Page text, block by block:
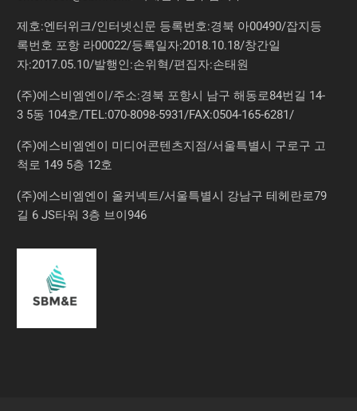
제호:엔터위크/인터넷신문 등록번호:경북 아00490/잡지등
록번호 포항 라00022/등록일자:2018.10.18/창간일
자:2017.05.10/발행인:손위혁/편집자:손태원
(주)에스비엠엔이/주소:경북 포항시 남구 해동로84번길 14-
3 5동 104호/TEL:070-8098-5931/FAX:0504-165-6281/
(주)에스비엠엔이 미디어콘텐츠지점/서울특별시 구로구 고
척로 149 5층 12호
(주)에스비엠엔이 올커넥트/서울특별시 강남구 테헤란로79
길 6 JS타워 3층 브이946